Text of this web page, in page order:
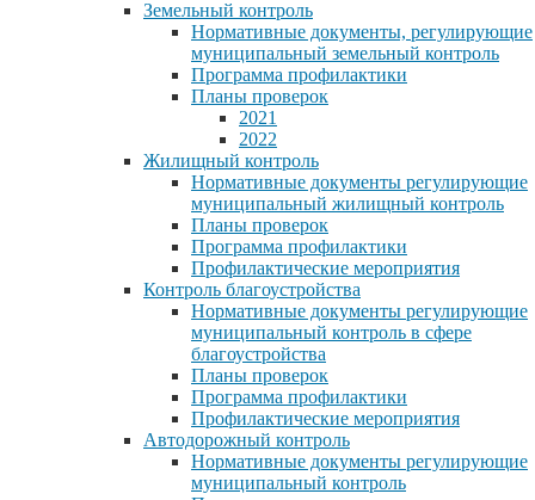
Земельный контроль
Нормативные документы, регулирующие
муниципальный земельный контроль
Программа профилактики
Планы проверок
2021
2022
Жилищный контроль
Нормативные документы регулирующие
муниципальный жилищный контроль
Планы проверок
Программа профилактики
Профилактические мероприятия
Контроль благоустройства
Нормативные документы регулирующие
муниципальный контроль в сфере
благоустройства
Планы проверок
Программа профилактики
Профилактические мероприятия
Автодорожный контроль
Нормативные документы регулирующие
муниципальный контроль